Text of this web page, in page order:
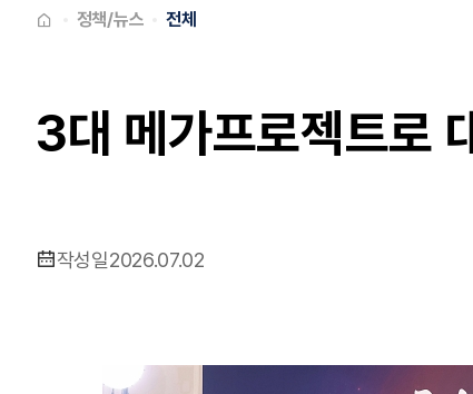
정책/뉴스 전체
3대 메가프로젝트로
작성일2026.07.02